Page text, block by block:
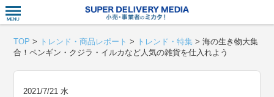
TOP > トレンド・商品レポート > トレンド・特集 >海の生き物大集
合！ペンギン・クジラ・イルカなど人気の雑貨を仕入れよう
2021/7/21 水